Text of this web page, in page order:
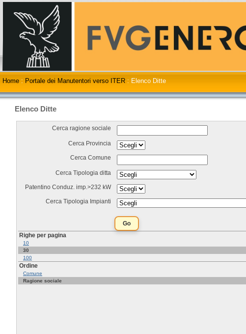
Home : Portale dei Manutentori verso ITER : Elenco Ditte
Elenco Ditte
Cerca ragione sociale
Cerca Provincia
Cerca Comune
Cerca Tipologia ditta
Patentino Conduz. imp.>232 kW
Cerca Tipologia Impianti
Righe per pagina
10
30
100
Ordine
Comune
Ragione sociale